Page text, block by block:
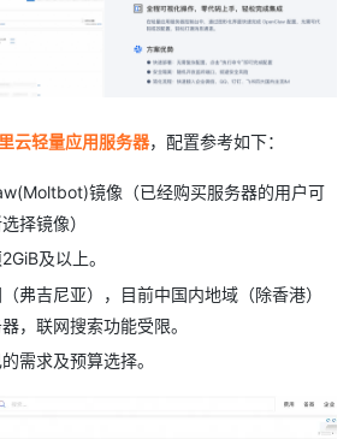
云轻量应用服务器，配置参考如下：
镜像（已经购买服务器的用户可
择镜像）
及以上。
弗吉尼亚），目前中国内地域（除香港）
，联网搜索功能受限。
需求及预算选择。